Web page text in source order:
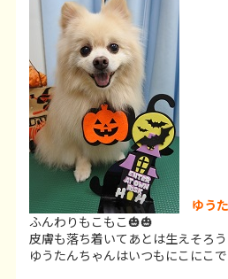
ゆう
ふんわりもこもこ🎃🎃
皮膚も落ち着いてあとは生えそろ
ゆうたんちゃんはいつもにこにこ